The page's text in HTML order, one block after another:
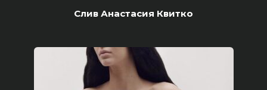
Слив Анастасия Квитко